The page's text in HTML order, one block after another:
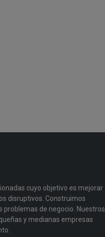
cuyo objetivo es mejorar
disruptivos. Construimos
problemas de negocio. Nuestros
y medianas empresas